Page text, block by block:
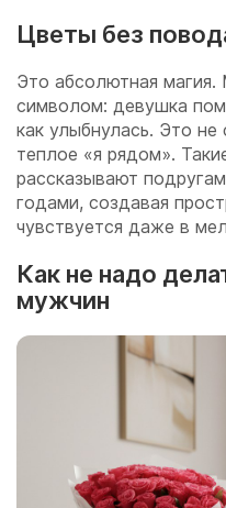
Цветы без
Это абсолютная
символом: девушка
как улыбнулась. Это
теплое «я рядом».
рассказывают
годами, создавая
чувствуется даже в
Как не надо
мужчин